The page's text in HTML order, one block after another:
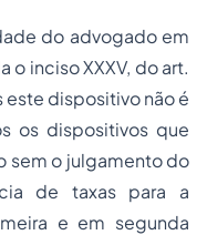
advogado em
o inciso XXXV, do art.
este dispositivo não é
os dispositivos que
sem o julgamento do
de taxas para a
e em segunda